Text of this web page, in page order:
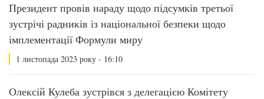
Президент провів нараду щодо підсумків третьої
зустрічі радників із національної безпеки щодо
імплементації Формули миру
1 листопада 2023 року - 16:10
Олексій Кулеба зустрівся з делегацією Комітету